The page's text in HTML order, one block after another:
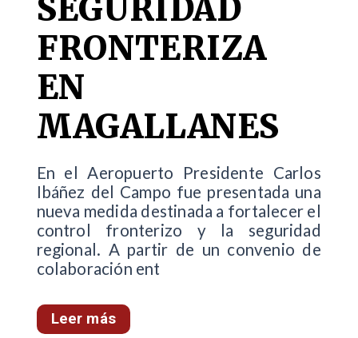
SEGURIDAD
FRONTERIZA
EN
MAGALLANES
En el Aeropuerto Presidente Carlos
Ibáñez del Campo fue presentada una
nueva medida destinada a fortalecer el
control fronterizo y la seguridad
regional. A partir de un convenio de
colaboración ent
Leer más